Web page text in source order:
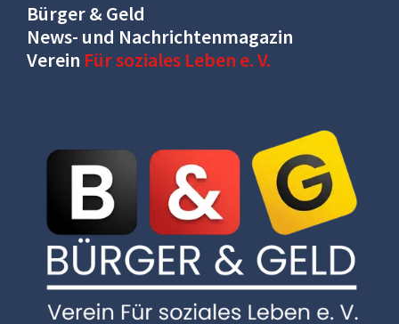
Bürger & Geld
News- und Nachrichtenmagazin
Verein Für soziales Leben e. V.